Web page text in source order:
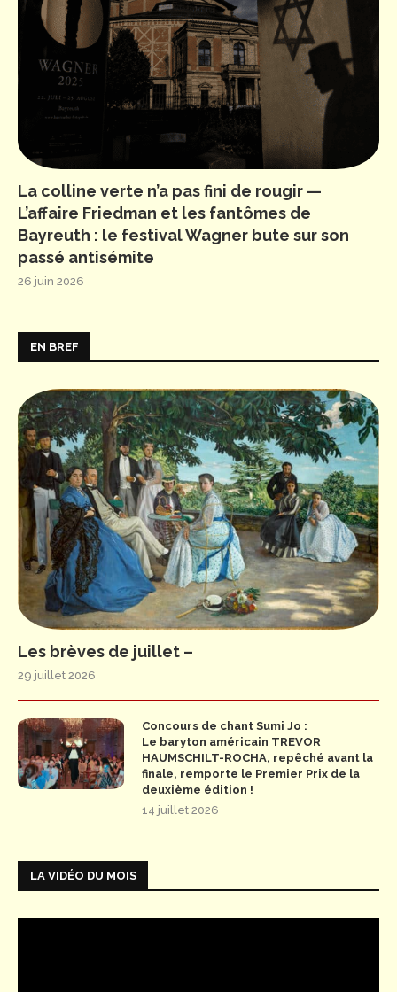
La colline verte n’a pas fini de rougir —
L’affaire Friedman et les fantômes de
Bayreuth : le festival Wagner bute sur son
passé antisémite
26 juin 2026
EN BREF
Les brèves de juillet –
29 juillet 2026
Concours de chant Sumi Jo :
Le baryton américain TREVOR
HAUMSCHILT-ROCHA, repêché avant la
finale, remporte le Premier Prix de la
deuxième édition !
14 juillet 2026
LA VIDÉO DU MOIS